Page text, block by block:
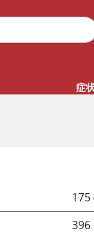
症
175
396